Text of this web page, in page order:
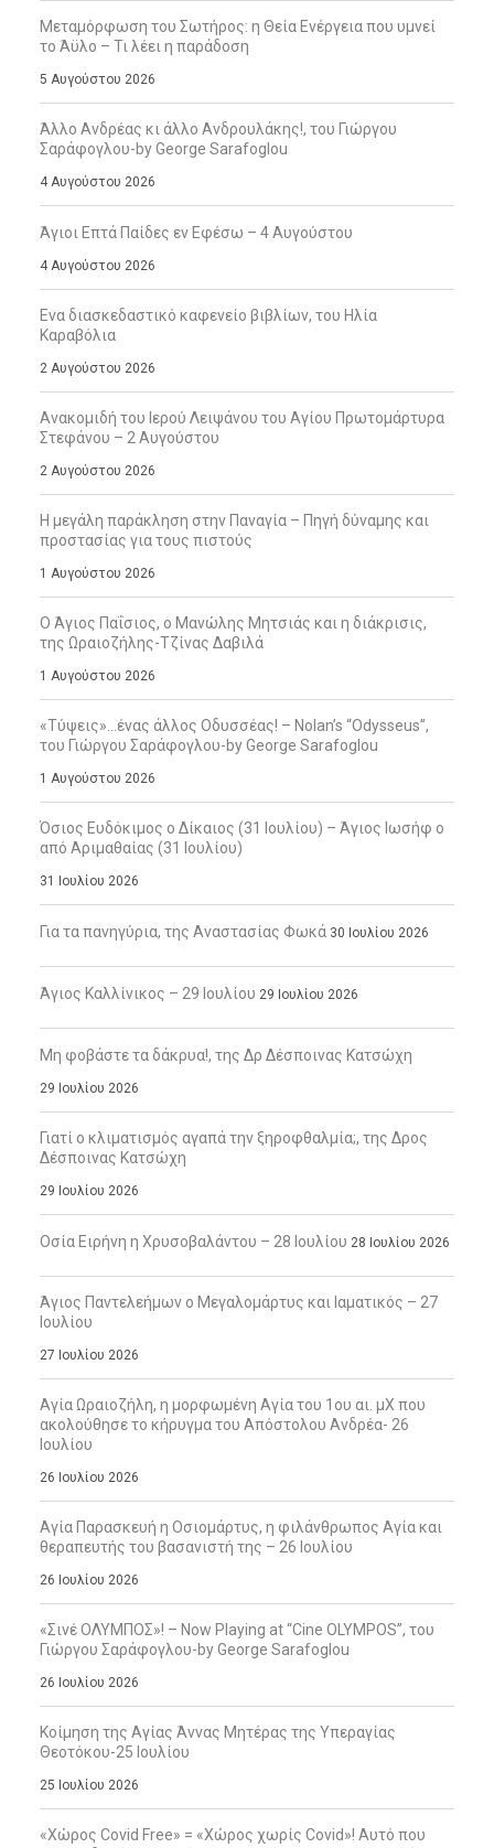
Μεταμόρφωση του Σωτήρος: η Θεία Ενέργεια που υμνεί
το Άϋλο – Τι λέει η παράδοση
5 Αυγούστου 2026
Άλλο Ανδρέας κι άλλο Ανδρουλάκης!, του Γιώργου
Σαράφογλου-by George Sarafoglou
4 Αυγούστου 2026
Άγιοι Επτά Παίδες εν Εφέσω – 4 Αυγούστου
4 Αυγούστου 2026
Ενα διασκεδαστικό καφενείο βιβλίων, του Ηλία
Καραβόλια
2 Αυγούστου 2026
Ανακομιδή του Ιερού Λειψάνου του Αγίου Πρωτομάρτυρα
Στεφάνου – 2 Αυγούστου
2 Αυγούστου 2026
Η μεγάλη παράκληση στην Παναγία – Πηγή δύναμης και
προστασίας για τους πιστούς
1 Αυγούστου 2026
Ο Άγιος Παΐσιος, ο Μανώλης Μητσιάς και η διάκρισις,
της Ωραιοζήλης-Τζίνας Δαβιλά
1 Αυγούστου 2026
«Τύψεις»…ένας άλλος Οδυσσέας! – Nolan’s “Odysseus”,
του Γιώργου Σαράφογλου-by George Sarafoglou
1 Αυγούστου 2026
Όσιος Ευδόκιμος ο Δίκαιος (31 Ιουλίου) – Άγιος Ιωσήφ ο
από Αριμαθαίας (31 Ιουλίου)
31 Ιουλίου 2026
Για τα πανηγύρια, της Αναστασίας Φωκά 30 Ιουλίου 2026
Άγιος Καλλίνικος – 29 Ιουλίου 29 Ιουλίου 2026
Μη φοβάστε τα δάκρυα!, της Δρ Δέσποινας Κατσώχη
29 Ιουλίου 2026
Γιατί ο κλιματισμός αγαπά την ξηροφθαλμία;, της Δρος
Δέσποινας Κατσώχη
29 Ιουλίου 2026
Οσία Ειρήνη η Χρυσοβαλάντου – 28 Ιουλίου 28 Ιουλίου 2026
Άγιος Παντελεήμων ο Μεγαλομάρτυς και Ιαματικός – 27
Ιουλίου
27 Ιουλίου 2026
Αγία Ωραιοζήλη, η μορφωμένη Αγία του 1ου αι. μΧ που
ακολούθησε το κήρυγμα του Απόστολου Ανδρέα- 26
Ιουλίου
26 Ιουλίου 2026
Αγία Παρασκευή η Οσιομάρτυς, η φιλάνθρωπος Αγία και
θεραπευτής του βασανιστή της – 26 Ιουλίου
26 Ιουλίου 2026
«Σινέ ΟΛΥΜΠΟΣ»! – Now Playing at “Cine OLYMPOS”, του
Γιώργου Σαράφογλου-by George Sarafoglou
26 Ιουλίου 2026
Κοίμηση της Αγίας Άννας Μητέρας της Υπεραγίας
Θεοτόκου-25 Ιουλίου
25 Ιουλίου 2026
«Χώρος Covid Free» = «Χώρος χωρίς Covid»! Αυτό που